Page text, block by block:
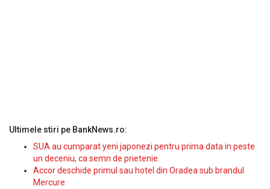
Ultimele stiri pe BankNews.ro:
SUA au cumparat yeni japonezi pentru prima data in peste
un deceniu, ca semn de prietenie
Accor deschide primul sau hotel din Oradea sub brandul
Mercure